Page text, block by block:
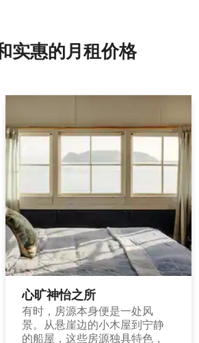
（满分 5 分），共 247 条评价
实惠的月租价格
心旷神怡之所
有时，房源本身便是一处风
景。从悬崖边的小木屋到宁静
的船屋，这些房源独具特色，